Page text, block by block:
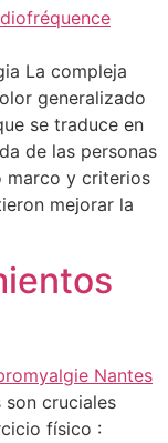
La compleja
generalizado
se traduce en
de las personas
marco y criterios
mejorar la
cruciales
físico :